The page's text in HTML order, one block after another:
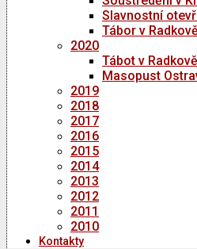
Slavnostní
Tábor v
2020
Tábot v
Masopust
2019
2018
2017
2016
2015
2014
2013
2012
2011
2010
Kontakty